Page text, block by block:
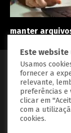
manter
PredialBR©
Desenvolvido por
Este
Usamos
fornecer a
relevante,
preferências e
clicar em
com a
cookies.